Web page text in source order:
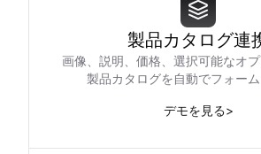
製品カタログ連
画像、説明、価格、選択可能なオ
製品カタログを自動でフォーム
デモを見る>